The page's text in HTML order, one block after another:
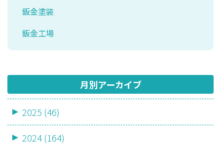
鈑金塗装
鈑金工場
月別アーカイブ
2025 (46)
2024 (164)